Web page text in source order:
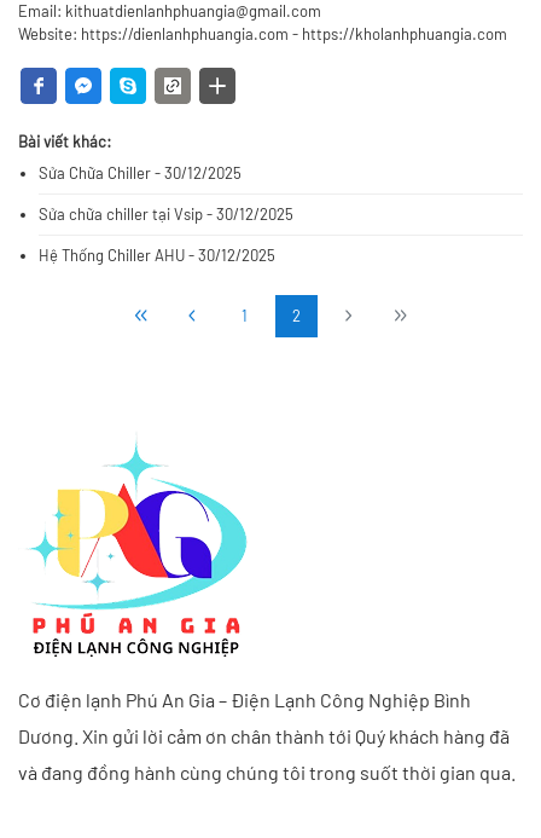
Email: kithuatdienlanhphuangia@gmail.com
Website: https://dienlanhphuangia.com - https://kholanhphuangia.com
Bài viết khác:
Sửa Chữa Chiller - 30/12/2025
Sửa chữa chiller tại Vsip - 30/12/2025
Hệ Thống Chiller AHU - 30/12/2025
1 2
Cơ điện lạnh Phú An Gia – Điện Lạnh Công Nghiệp Bình
Dương. Xin gửi lời cảm ơn chân thành tới Quý khách hàng đã
và đang đồng hành cùng chúng tôi trong suốt thời gian qua.